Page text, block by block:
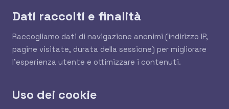
Dati raccolti e finalità
Raccogliamo dati di navigazione anonimi (indirizzo IP,
pagine visitate, durata della sessione) per migliorare
l'esperienza utente e ottimizzare i contenuti.
Uso dei cookie